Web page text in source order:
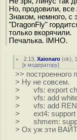
Но, продовили, все
Знаком, немного, с
"DragonFly"
только вкорячили.
Печалька. IMHO.
2.13 ,Xaionaro (ok),
[к модератору]
>> построенного
> Ну не совсем.
> vfs: export
> vfs: add
> vfs: add
> ext4: support
> shmem:
> Ох уж эти